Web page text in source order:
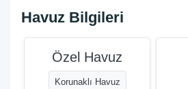
Havuz Bilgileri
Özel Havuz
Korunaklı Havuz